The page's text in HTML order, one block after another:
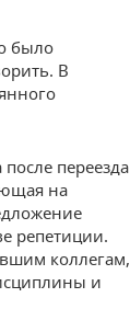
было
В
переезда
на
репетиции.
коллегам,
и